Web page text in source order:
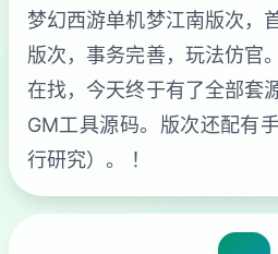
梦幻西游单机梦江南版次，
版次，事务完善，玩法仿官
在找，今天终于有了全部套
GM工具源码。版次还配有
行研究）。 ！